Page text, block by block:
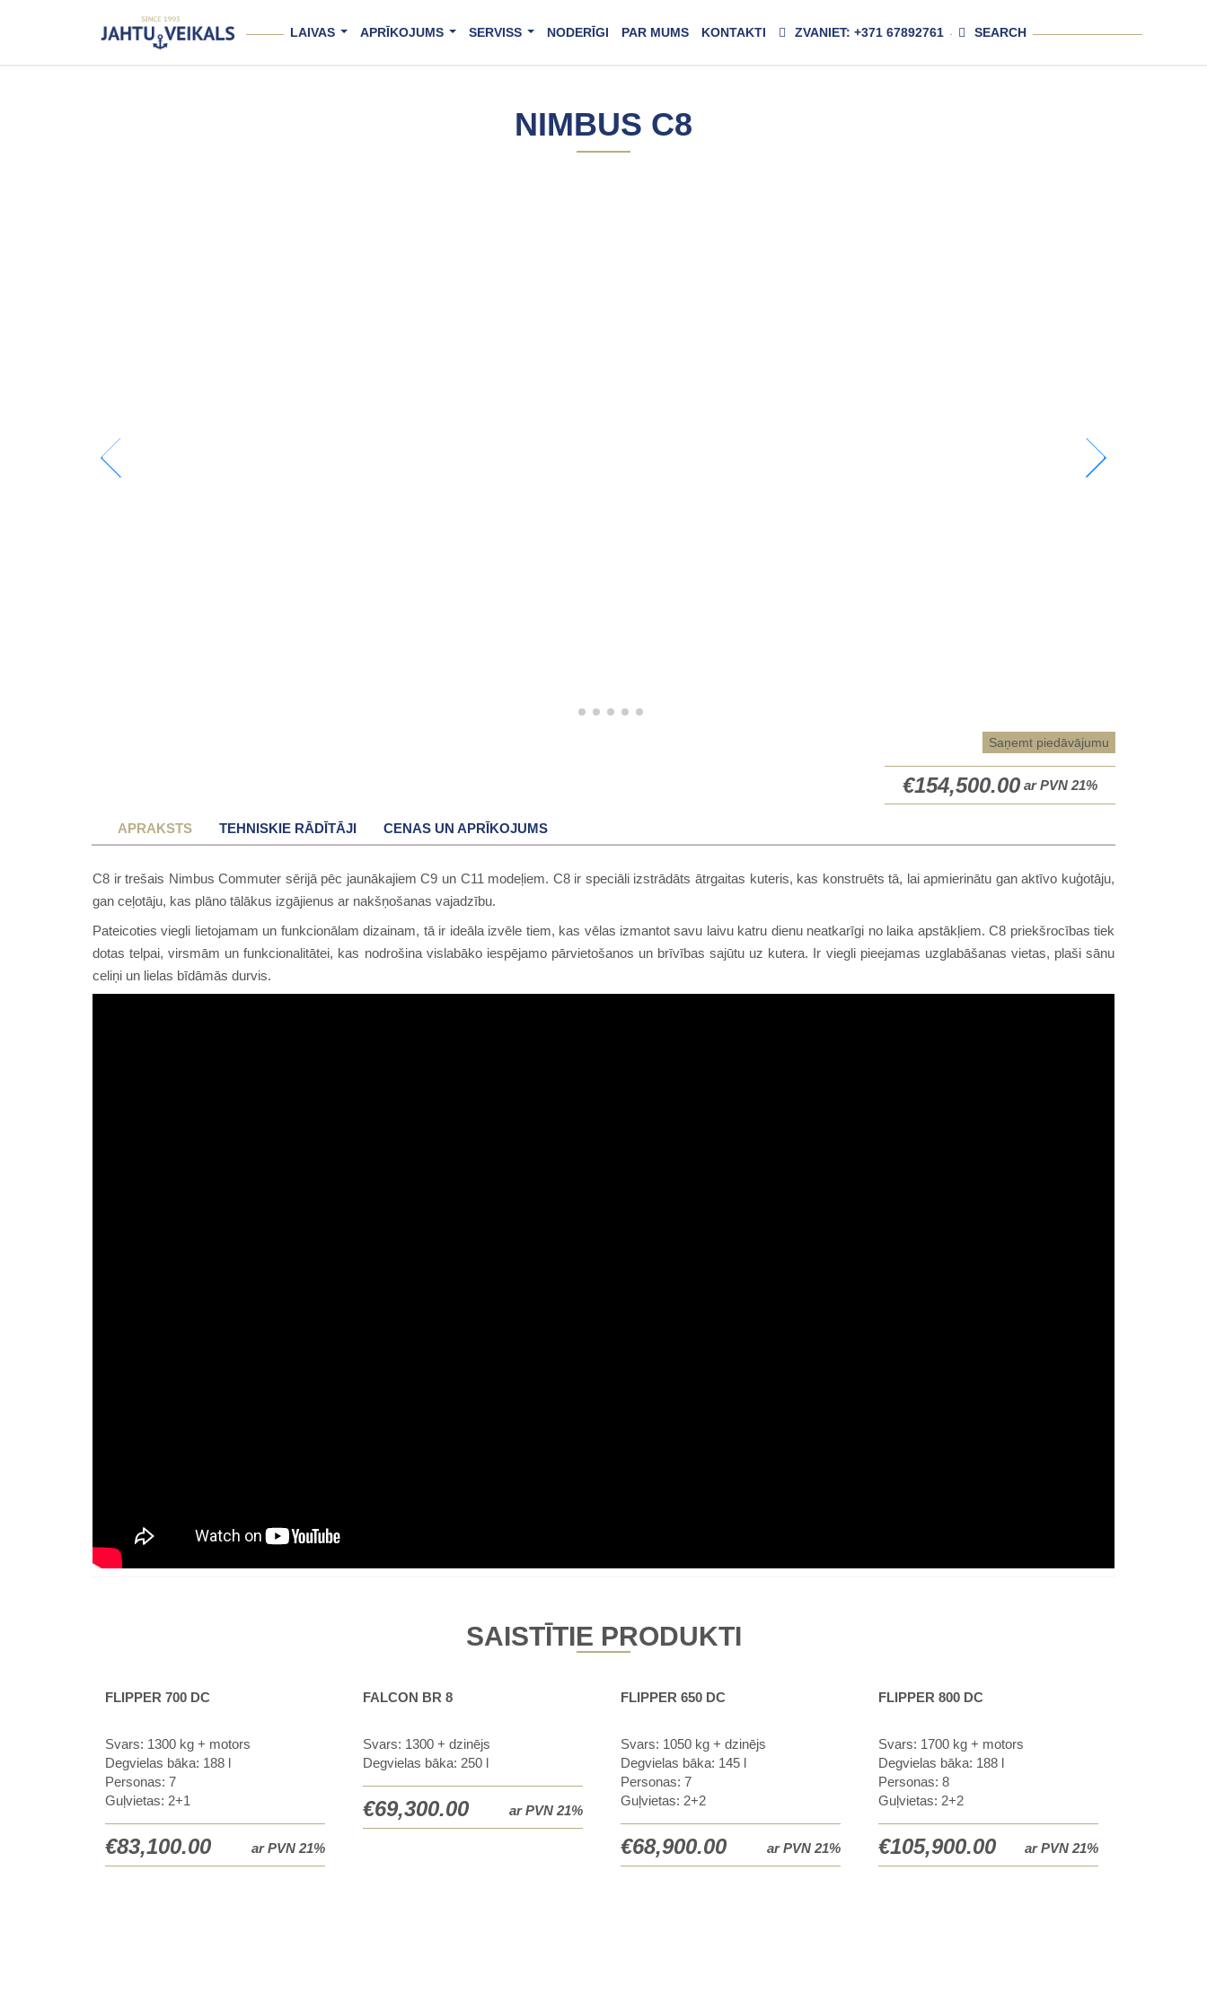
LAIVAS
APRĪKOJUMS
SERVISS
NODERĪGI PAR MUMS KONTAKTI ZVANIET: +371 67892761 SEARCH
NIMBUS C8
Saņemt piedāvājumu
ar PVN 21%
€154,500.00
APRAKSTS TEHNISKIE RĀDĪTĀJI CENAS UN APRĪKOJUMS
C8 ir trešais Nimbus Commuter sērijā pēc jaunākajiem C9 un C11 modeļiem. C8 ir speciāli izstrādāts ātrgaitas kuteris, kas konstruēts tā, lai apmierinātu gan aktīvo kuģotāju,
gan ceļotāju, kas plāno tālākus izgājienus ar nakšņošanas vajadzību.
Pateicoties viegli lietojamam un funkcionālam dizainam, tā ir ideāla izvēle tiem, kas vēlas izmantot savu laivu katru dienu neatkarīgi no laika apstākļiem. C8 priekšrocības tiek
dotas telpai, virsmām un funkcionalitātei, kas nodrošina vislabāko iespējamo pārvietošanos un brīvības sajūtu uz kutera. Ir viegli pieejamas uzglabāšanas vietas, plaši sānu
celiņi un lielas bīdāmās durvis.
SAISTĪTIE PRODUKTI
FLIPPER 700 DC
Svars: 1300 kg + motors
Degvielas bāka: 188 l
Personas: 7
Guļvietas: 2+1
ar PVN 21%
€83,100.00
FALCON BR 8
Svars: 1300 + dzinējs
Degvielas bāka: 250 l
ar PVN 21%
€69,300.00
FLIPPER 650 DC
Svars: 1050 kg + dzinējs
Degvielas bāka: 145 l
Personas: 7
Guļvietas: 2+2
ar PVN 21%
€68,900.00
FLIPPER 800 DC
Svars: 1700 kg + motors
Degvielas bāka: 188 l
Personas: 8
Guļvietas: 2+2
ar PVN 21%
€105,900.00